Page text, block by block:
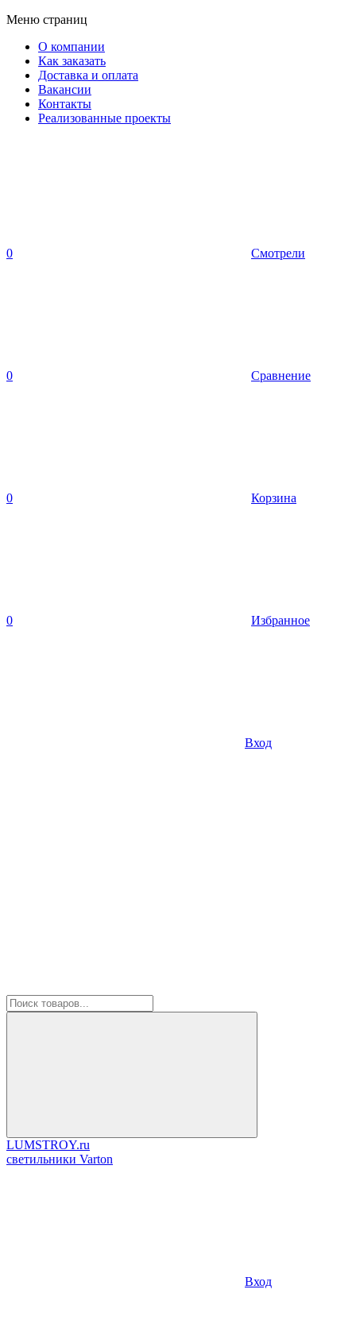
Меню страниц
О компании
Как заказать
Доставка и оплата
Вакансии
Контакты
Реализованные проекты
0 Смотрели
0 Сравнение
0 Корзина
0 Избранное
Вход
LUMSTROY.ru
cветильники Varton
Вход